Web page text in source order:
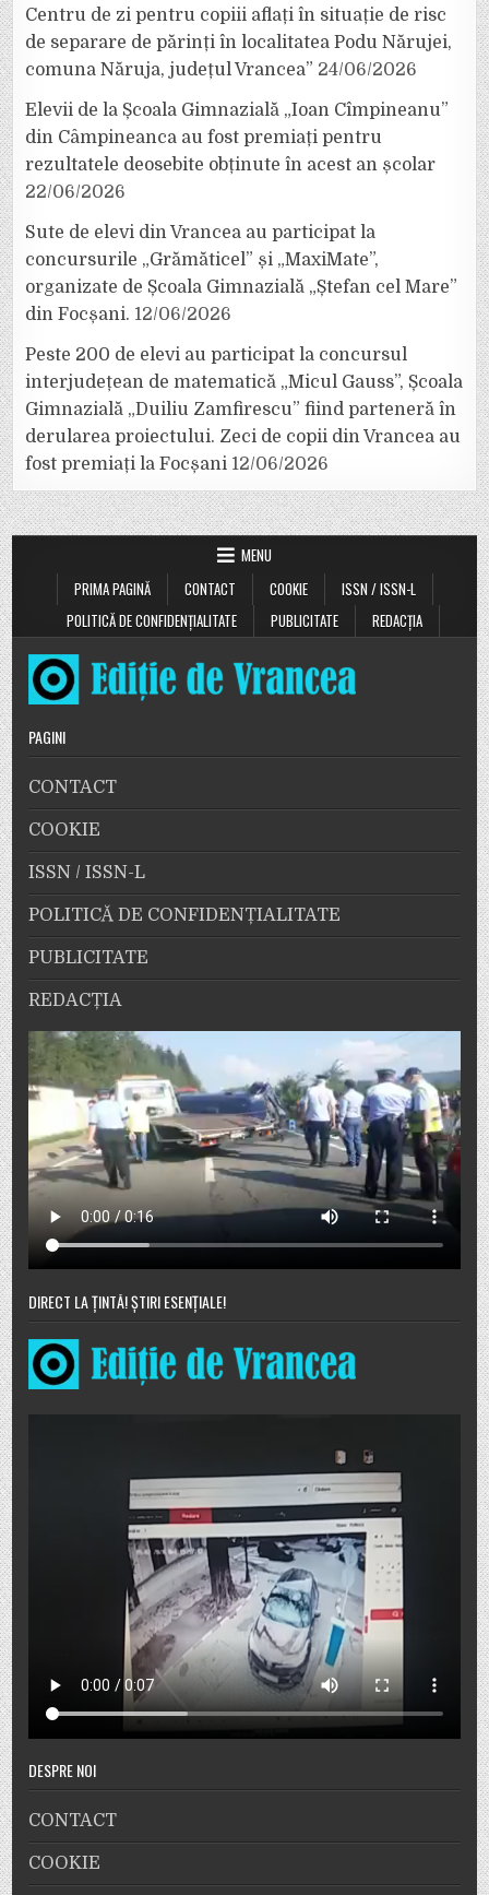
Centru de zi pentru copiii aflați în situație de risc
de separare de părinți în localitatea Podu Nărujei,
comuna Năruja, județul Vrancea” 24/06/2026
Elevii de la Școala Gimnazială „Ioan Cîmpineanu”
din Câmpineanca au fost premiați pentru
rezultatele deosebite obținute în acest an școlar
22/06/2026
Sute de elevi din Vrancea au participat la
concursurile „Grămăticel” și „MaxiMate”,
organizate de Școala Gimnazială „Ștefan cel Mare”
din Focșani. 12/06/2026
Peste 200 de elevi au participat la concursul
interjudețean de matematică „Micul Gauss”, Școala
Gimnazială „Duiliu Zamfirescu” fiind parteneră în
derularea proiectului. Zeci de copii din Vrancea au
fost premiați la Focșani 12/06/2026
MENU
PRIMA PAGINĂ
CONTACT COOKIE
ISSN / ISSN-L
POLITICĂ DE CONFIDENȚIALITATE
PUBLICITATE REDACȚIA
PAGINI
CONTACT
COOKIE
ISSN / ISSN-L
POLITICĂ DE CONFIDENȚIALITATE
PUBLICITATE
REDACȚIA
DIRECT LA ȚINTĂ! ȘTIRI ESENȚIALE!
DESPRE NOI
CONTACT
COOKIE